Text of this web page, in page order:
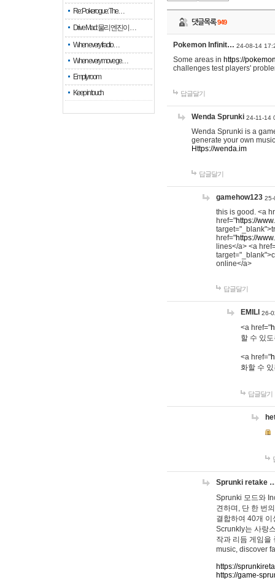
Re: Pokerogue: The…
Drive Mad: 물리 엔진이 …
When every fractio…
When every move ge…
Empty room
Keep in touch
댓글목록949
Pokemon Infinit… 24-08-14
Some areas in https://
challenges test players'
답글달기
Wenda Sprunki 24-11-14
Wenda Sprunki is a
generate your own
Https://wenda.im
답글달기
gamehow123 25-
this is good. <a
href="https://
href="https://
lines</a> <a
online</a>
답글달기
EMILI 26-
<a href="
할 수 있
<a href="
화할 수
답글달기
Sprunki retake
Sprunki 모드와
견하며, 단 한 번
결합하여 40개
Scrunkly는 사랑
작과 리듬 게임을
music, discover
https://
https://game-